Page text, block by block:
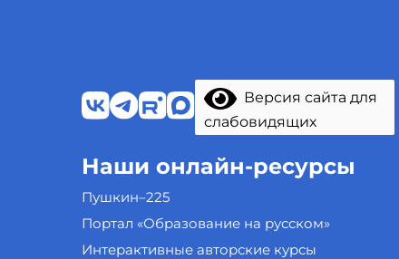
Версия сайта для
слабовидящих
Наши онлайн-ресурсы
Пушкин–225
Портал «Образование на русском»
Интерактивные авторские курсы